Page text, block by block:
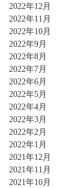
2022年12月
2022年11月
2022年10月
2022年9月
2022年8月
2022年7月
2022年6月
2022年5月
2022年4月
2022年3月
2022年2月
2022年1月
2021年12月
2021年11月
2021年10月